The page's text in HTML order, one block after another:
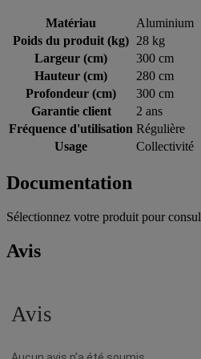
Matériau
Aluminium
Poids du produit (kg) 28 kg
Largeur (cm)
300 cm
Hauteur (cm)
280 cm
Profondeur (cm)
300 cm
Garantie client
2 ans
Fréquence d'utilisation Régulière
Usage
Collectivité
Documentation
Sélectionnez votre produit pour
Avis